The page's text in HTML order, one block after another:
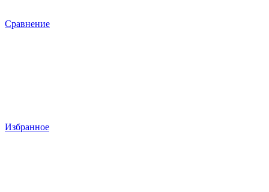
Сравнение
Избранное